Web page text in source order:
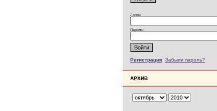
Логин:
Пароль:
Регистрация Забыли пароль?
АРХИВ